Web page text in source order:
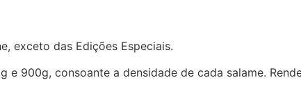
exceto das Edições Especiais.
900g, consoante a densidade de cada salame.